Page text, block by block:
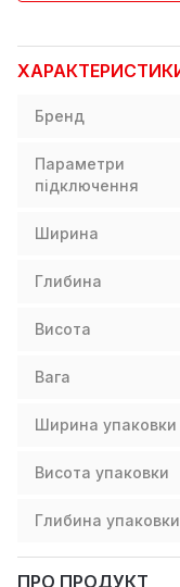
Бренд
Параметри
підключення
Ширина
Глибина
Висота
Вага
Ширина упаковки
Висота упаковки
Глибина упаковки
ПРО ПРОДУКТ